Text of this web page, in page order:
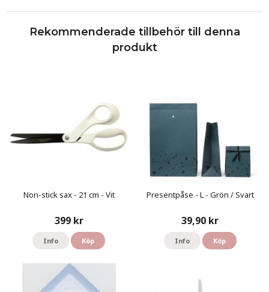
Rekommenderade tillbehör till denna
produkt
Non-stick sax - 21 cm - Vit
399 kr
Info Köp
Presentpåse - L - Grön / Svart
39,90 kr
Info Köp